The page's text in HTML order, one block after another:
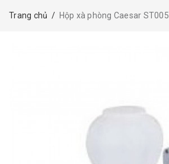
Trang chủ / Hộp xà phòng Caesar ST005